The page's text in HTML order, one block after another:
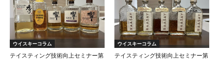
ウイスキーコラム
テイスティング技術向上セミナー第
ウイスキーコラム
テイスティング技術向上セミナー第